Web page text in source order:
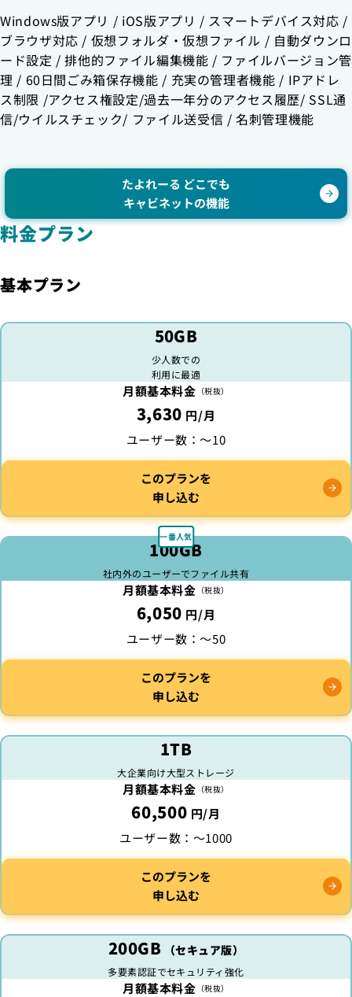
Windows版アプリ / iOS版アプリ / スマートデバイス対応 /
ブラウザ対応 / 仮想フォルダ・仮想ファイル / 自動ダウンロ
ード設定 / 排他的ファイル編集機能 / ファイルバージョン管
理 / 60日間ごみ箱保存機能 / 充実の管理者機能 / IPアドレ
ス制限 /アクセス権設定/過去一年分のアクセス履歴/ SSL通
信/ウイルスチェック/ ファイル送受信 / 名刺管理機能
たよれーる どこでも
キャビネットの機能
料金プラン
基本プラン
50GB
少人数での
利用に最適
月額基本料金 （税抜）
3,630 円/月
ユーザー数：〜10
このプランを
申し込む
100GB
社内外のユーザーでファイル共有
月額基本料金 （税抜）
6,050 円/月
ユーザー数：〜50
このプランを
申し込む
1TB
大企業向け大型ストレージ
月額基本料金 （税抜）
60,500 円/月
ユーザー数： 〜1000
このプランを
申し込む
200GB （セキュア版）
多要素認証でセキュリティ強化
月額基本料金 （税抜）